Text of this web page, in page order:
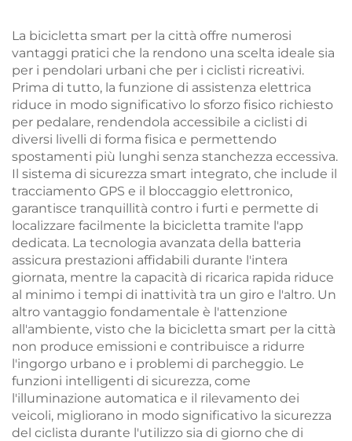
da 16 Pollici con
Forcella in Acciaio e
Pedali Normali
La bicicletta smart per la città offre numerosi
vantaggi pratici che la rendono una scelta ideale sia
per i pendolari urbani che per i ciclisti ricreativi.
Prima di tutto, la funzione di assistenza elettrica
riduce in modo significativo lo sforzo fisico richiesto
per pedalare, rendendola accessibile a ciclisti di
diversi livelli di forma fisica e permettendo
spostamenti più lunghi senza stanchezza eccessiva.
Il sistema di sicurezza smart integrato, che include il
tracciamento GPS e il bloccaggio elettronico,
garantisce tranquillità contro i furti e permette di
localizzare facilmente la bicicletta tramite l'app
dedicata. La tecnologia avanzata della batteria
assicura prestazioni affidabili durante l'intera
giornata, mentre la capacità di ricarica rapida riduce
al minimo i tempi di inattività tra un giro e l'altro. Un
altro vantaggio fondamentale è l'attenzione
all'ambiente, visto che la bicicletta smart per la città
non produce emissioni e contribuisce a ridurre
l'ingorgo urbano e i problemi di parcheggio. Le
funzioni intelligenti di sicurezza, come
l'illuminazione automatica e il rilevamento dei
veicoli, migliorano in modo significativo la sicurezza
del ciclista durante l'utilizzo sia di giorno che di